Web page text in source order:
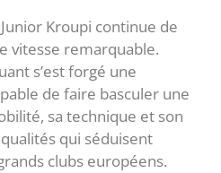
Kroupi continue de
vitesse remarquable.
s’est forgé une
de faire basculer une
sa technique et son
qui séduisent
clubs européens.